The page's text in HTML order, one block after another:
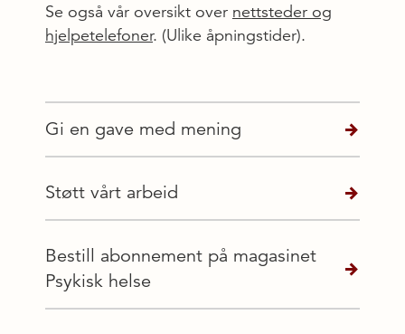
Se også vår oversikt over nettsteder og
hjelpetelefoner. (Ulike åpningstider).
Gi en gave med mening
Støtt vårt arbeid
Bestill abonnement på magasinet
Psykisk helse